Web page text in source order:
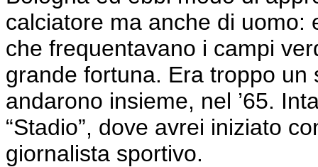
calciatore ma anche di uomo:
che frequentavano i campi
grande fortuna. Era troppo un
andarono insieme, nel ’65.
“Stadio”, dove avrei iniziato
giornalista sportivo.